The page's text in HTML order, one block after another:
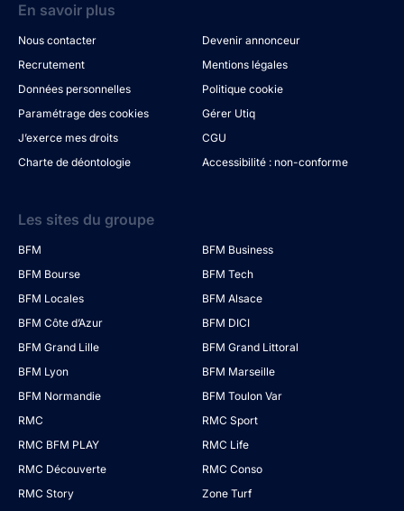
En savoir plus
Nous contacter
Devenir annonceur
Recrutement
Mentions légales
Données personnelles
Politique cookie
Paramétrage des cookies
Gérer Utiq
J’exerce mes droits
CGU
Charte de déontologie
Accessibilité : non-conforme
Les sites du groupe
BFM
BFM Business
BFM Bourse
BFM Tech
BFM Locales
BFM Alsace
BFM Côte d’Azur
BFM DICI
BFM Grand Lille
BFM Grand Littoral
BFM Lyon
BFM Marseille
BFM Normandie
BFM Toulon Var
RMC
RMC Sport
RMC BFM PLAY
RMC Life
RMC Découverte
RMC Conso
RMC Story
Zone Turf